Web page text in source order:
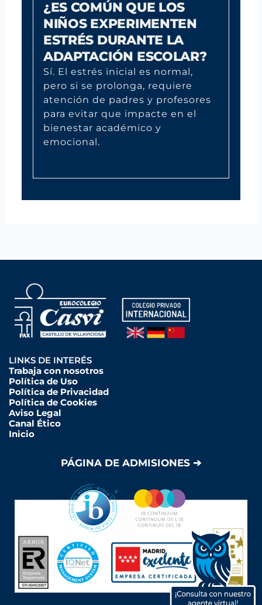
¿ES COMÚN QUE LOS
NIÑOS EXPERIMENTEN
ESTRÉS DURANTE LA
ADAPTACIÓN ESCOLAR?
Sí. El estrés inicial es normal,
pero si se prolonga, requiere
atención de padres y profesores
para evitar que impacte en el
bienestar académico y
emocional.
LINKS DE INTERÉS
Trabaja con nosotros
Política de Uso
Política de Privacidad
Política de Cookies
Aviso Legal
Canal Ético
Inicio
PÁGINA DE ADMISIONES ➔